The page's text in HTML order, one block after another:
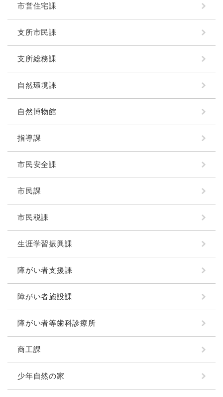
市営住宅課
支所市民課
支所総務課
自然環境課
自然博物館
指導課
市民安全課
市民課
市民税課
生涯学習振興課
障がい者支援課
障がい者施設課
障がい者等歯科診療所
商工課
少年自然の家